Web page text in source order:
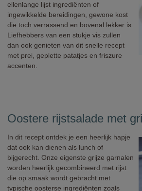
ellenlange lijst ingrediënten of
ingewikkelde bereidingen, gewone kost
die toch verrassend en bovenal lekker is.
Liefhebbers van een stukje vis zullen
dan ook genieten van dit snelle recept
met prei, geplette patatjes en friszure
accenten.
Oostere rijstsalade met
In dit recept ontdek je een heerlijk hapje
dat ook kan dienen als lunch of
bijgerecht. Onze eigenste grijze garnalen
worden heerlijk gecombineerd met rijst
die op smaak wordt gebracht met
typische oosterse ingrediënten zoals